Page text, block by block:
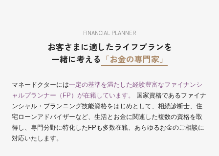
FINANCIAL PLANNER
お客さまに適したライフプランを
一緒に考える 「お金の専門家」
マネードクターには一定の基準を満たした経験豊富なファイナンシ
ャルプランナー（FP）が在籍しています。
国家資格であるファイナ
ンシャル・プランニング技能資格をはじめとして、相続診断士、住
宅ローンアドバイザーなど、生活とお金に関連した複数の資格を取
得し、専門分野に特化したFPも多数在籍、あらゆるお金のご相談に
対応いたします。